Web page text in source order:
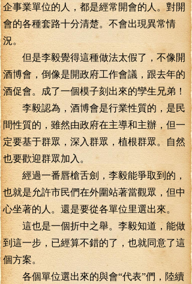
企事業單位的人，都是經常開會的人。對開
會的各種套路十分清楚。不會出現異常情
況。
但是李毅覺得這種做法太假了，不像開
酒博會，倒像是開政府工作會議，跟去年的
酒促會。成了一個模子刻出來的孿生兄弟！
李毅認為，酒博會是行業性質的，是民
間性質的，雖然由政府在主導和主辦，但一
定要基于群眾，深入群眾，植根群眾。自然
也要歡迎群眾加入。
經過一番唇槍舌劍，李毅能爭取到的，
也就是允許市民們在外圍站著當觀眾，但中
心坐著的人。還是要從各單位里選出來。
這也是一個折中之舉。李毅知道，能做
到這一步，已經算不錯的了，也就同意了這
個方案。
各個單位選出來的與會“代表”們，陸續